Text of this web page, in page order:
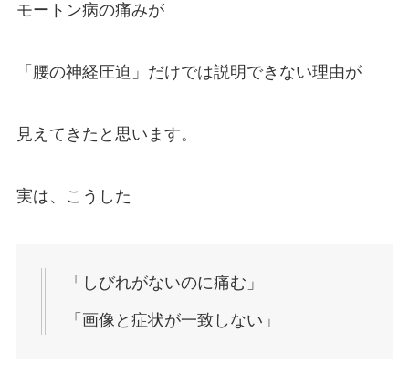
モートン病の痛みが
「腰の神経圧迫」だけでは説明できない理由が
見えてきたと思います。
実は、こうした
「しびれがないのに痛む」
「画像と症状が一致しない」